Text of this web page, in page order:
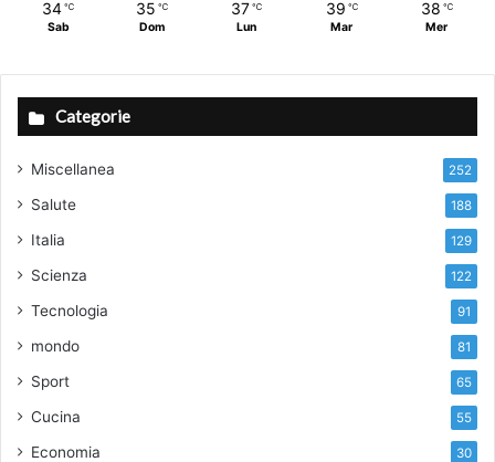
34 ℃
Sab
35 ℃
Dom
37 ℃
Lun
39 ℃
Mar
38 ℃
Mer
Categorie
Miscellanea 252
Salute 188
Italia 129
Scienza 122
Tecnologia 91
mondo 81
Sport 65
Cucina 55
Economia 30